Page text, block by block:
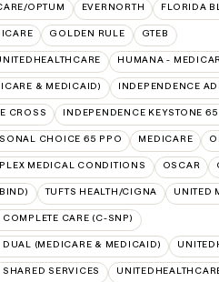
OPTUM EVERNORTH FLORIDA
GOLDEN RULE GTEB
HUMANA -
& MEDICAID) INDEPENDENCE
CROSS INDEPENDENCE KEYSTONE
CHOICE 65 PPO MEDICARE
MEDICAL CONDITIONS OSCAR
TUFTS HEALTH/CIGNA UNITED
CARE (C-SNP)
DUAL (MEDICARE & MEDICAID)
SERVICES